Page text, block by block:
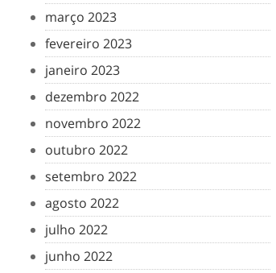
março 2023
fevereiro 2023
janeiro 2023
dezembro 2022
novembro 2022
outubro 2022
setembro 2022
agosto 2022
julho 2022
junho 2022